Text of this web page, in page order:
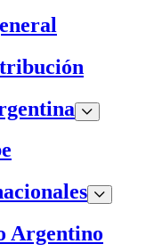
Argentino